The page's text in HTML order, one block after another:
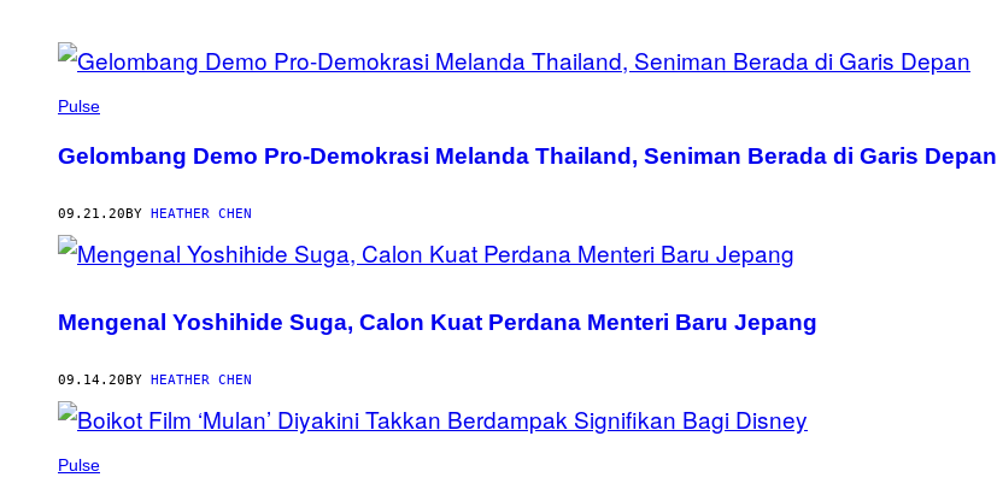
POSTS
BY
THIS
Pulse
Gelombang Demo Pro-Demokrasi Melanda Thailand, Seniman Berada di Garis Depan
09.21.20 BY HEATHER CHEN
Mengenal Yoshihide Suga, Calon Kuat Perdana Menteri Baru Jepang
09.14.20 BY HEATHER CHEN
Pulse